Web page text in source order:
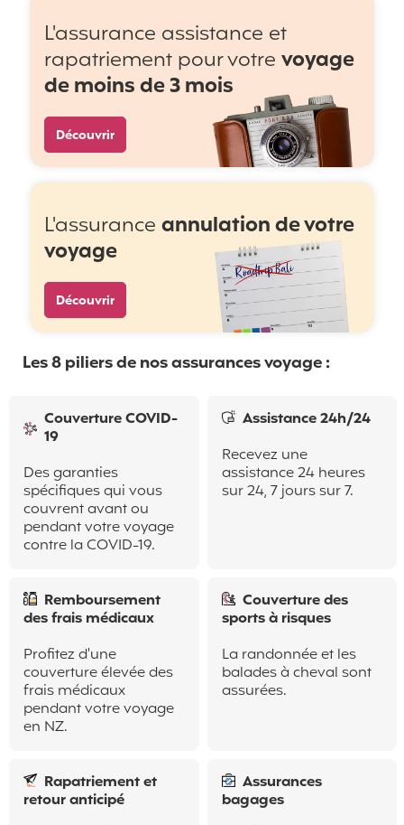
L'assurance assistance et
rapatriement pour votre voyage
de moins de 3 mois
Découvrir
L'assurance annulation de votre
voyage
Découvrir
Les 8 piliers de nos assurances voyage :
Couverture COVID-
19
Des garanties
spécifiques qui vous
couvrent avant ou
pendant votre voyage
contre la COVID-19.
Assistance 24h/24
Recevez une
assistance 24 heures
sur 24, 7 jours sur 7.
Remboursement
des frais médicaux
Profitez d'une
couverture élevée des
frais médicaux
pendant votre voyage
en NZ.
Couverture des
sports à risques
La randonnée et les
balades à cheval sont
assurées.
Rapatriement et
retour anticipé
Assurances
bagages